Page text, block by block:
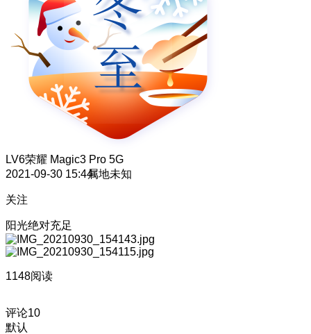
LV6荣耀 Magic3 Pro 5G
2021-09-30 15:44属地未知
关注
阳光绝对充足
1148阅读
评论10
默认